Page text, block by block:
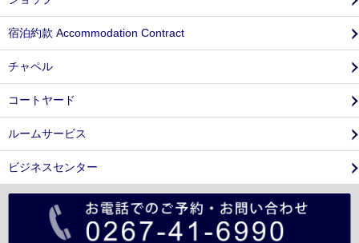
宿泊約款 Accommodation Contract
チャペル
コートヤード
ルームサービス
ビジネスセンター